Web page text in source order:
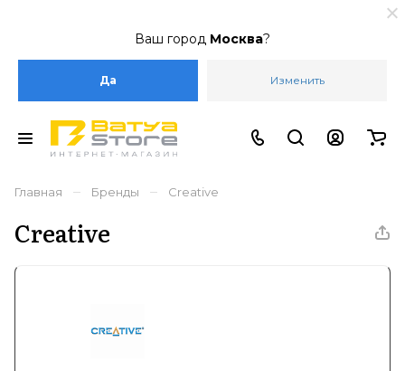
Ваш город Москва?
Да Изменить
Главная – Бренды – Creative
Creative